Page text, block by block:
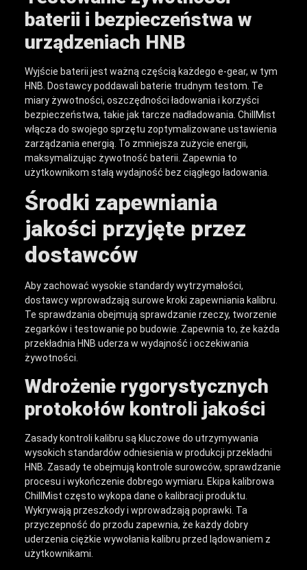
baterii i bezpieczeństwa w
urządzeniach HNB
Wyjście baterii jest ważną częścią każdego e-gear, w tym
HNB. Dostawcy poddawali baterie trudnym testom. Te
miary żywotności, oszczędności ładowania i korzyści
bezpieczeństwa, takie jak tarcze nadładowania. ChillMist
włącza do swojego sprzętu zoptymalizowane ustawienia
zarządzania energią. To zmniejsza zużycie energii,
maksymalizując żywotność baterii. Zapewnia to
użytkownikom stałą wydajność bez ciągłego ładowania.
Środki zapewniania
jakości przyjęte przez
dostawców
Aby zachować wysokie standardy wytrzymałości,
dostawcy wprowadzają surowe kroki zapewniania kalibru.
Te sprawdzania obejmują sprawdzanie rzeczy, tworzenie
zegarków i testowanie po budowie. Zapewnia to, że każda
przekładnia HNB uderza w wydajność i oczekiwania
żywotności.
Wdrożenie rygorystycznych
protokołów kontroli jakości
Zasady kontroli kalibru są kluczowe do utrzymywania
wysokich standardów odniesienia w produkcji przekładni
HNB. Zasady te obejmują kontrole surowców, sprawdzanie
procesu i wykończenie dobrego wymiaru. Ekipa kalibrowa
ChillMist często wykopa dane o kalibracji produktu.
Wykrywają przeszkody i wprowadzają poprawki. Ta
przyczepność do przodu zapewnia, że ​​każdy dobry
uderzenia ciężkie wywołania kalibru przed lądowaniem z
użytkownikami.